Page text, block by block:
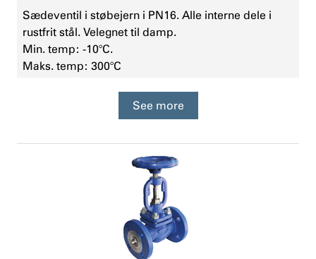
Sædeventil i støbejern i PN16. Alle interne dele i
rustfrit stål. Velegnet til damp.
Min. temp: -10°C.
Maks. temp: 300°C
See more